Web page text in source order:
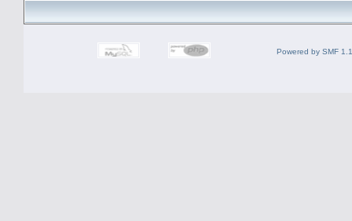
Powered by SMF